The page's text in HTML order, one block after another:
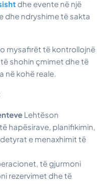
dhe evente në një
dhe ndryshime të sakta
mysafirët të kontrollojnë
shohin çmimet dhe të
në kohë reale.
Lehtëson
hapësirave, planifikimin,
e menaxhimit të
të gjurmoni
rezervimet dhe të